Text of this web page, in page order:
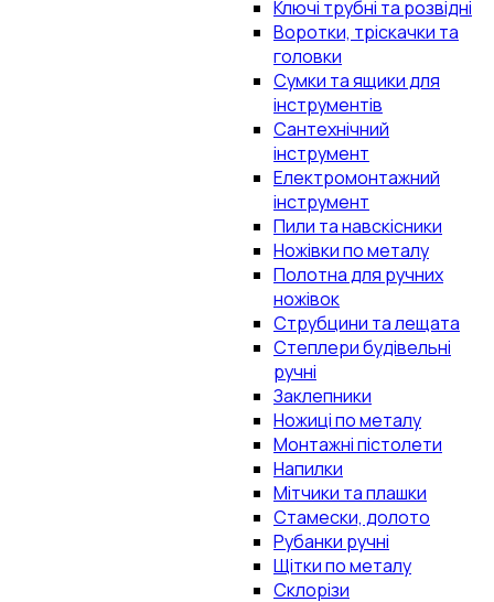
Ключі трубні та розвідні
Воротки, тріскачки та
головки
Сумки та ящики для
інструментів
Сантехнічний
інструмент
Електромонтажний
інструмент
Пили та навскісники
Ножівки по металу
Полотна для ручних
ножівок
Струбцини та лещата
Степлери будівельні
ручні
Заклепники
Ножиці по металу
Монтажні пістолети
Напилки
Мітчики та плашки
Стамески, долото
Рубанки ручні
Щітки по металу
Склорізи